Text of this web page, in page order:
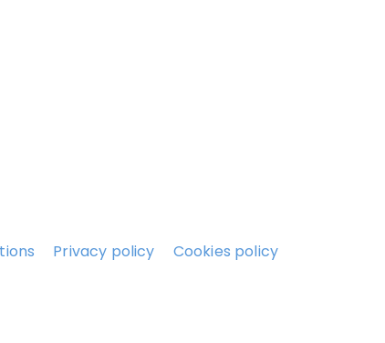
Privacy policy Cookies policy